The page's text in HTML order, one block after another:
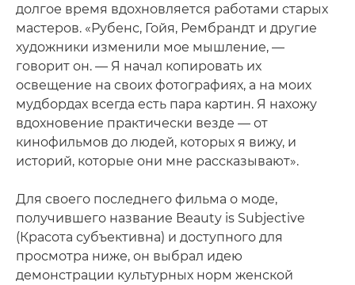
долгое время вдохновляется работами старых
мастеров. «Рубенс, Гойя, Рембрандт и другие
художники изменили мое мышление, —
говорит он. — Я начал копировать их
освещение на своих фотографиях, а на моих
мудбордах всегда есть пара картин. Я нахожу
вдохновение практически везде — от
кинофильмов до людей, которых я вижу, и
историй, которые они мне рассказывают».
Для своего последнего фильма о моде,
получившего название Beauty is Subjective
(Красота субъективна) и доступного для
просмотра ниже, он выбрал идею
демонстрации культурных норм женской